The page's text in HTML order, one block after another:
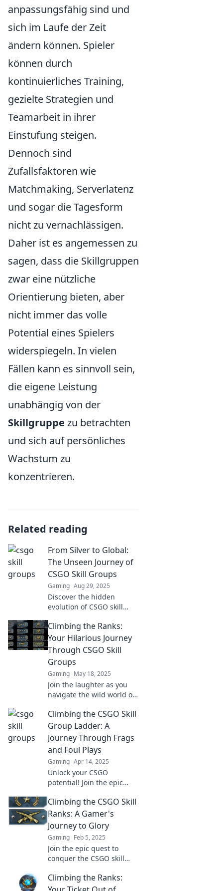
anpassungsfähig sind und
sich im Laufe der Zeit
ändern können. Spieler
können durch
kontinuierliches Training,
gezielte Strategien und
Teamarbeit in ihrer
Einstufung steigen.
Dennoch sind
Zufallsfaktoren wie
Matchmaking, Serverlatenz
und sogar die Tagesform
nicht zu vernachlässigen.
Daher ist es angemessen zu
sagen, dass die Skillgruppen
zwar eine nützliche
Orientierung bieten, aber
nicht immer das volle
Potential eines Spielers
widerspiegeln. In vielen
Fällen kann es sinnvoll sein,
die eigene Leistung
unabhängig von der
Skillgruppe zu betrachten
und sich auf persönliches
Wachstum zu
konzentrieren.
Related reading
From Silver to Global:
The Unseen Journey of
CSGO Skill Groups
Gaming Aug 29, 2025
Discover the hidden
evolution of CSGO skill
Global and unlock the
secrets to mastering the
game!
Climbing the Ranks:
Your Hilarious Journey
Through CSGO Skill
Groups
Gaming May 18, 2025
Join the laughter as you
navigate the wild world of
hilarious mishaps, epic
wins, and everything in
between!
Climbing the CSGO Skill
Group Ladder: A
Journey Through Frags
and Foul Plays
Gaming Apr 14, 2025
Unlock your CSGO
potential! Join the epic
groups filled with frags,
tactics, and thrilling foul
plays. Click to climb!
Climbing the CSGO Skill
Ranks: A Gamer's
Journey to Glory
Gaming Feb 5, 2025
Join the epic quest to
conquer the CSGO skill
and strategies to elevate
your game and achieve
Climbing the Ranks: